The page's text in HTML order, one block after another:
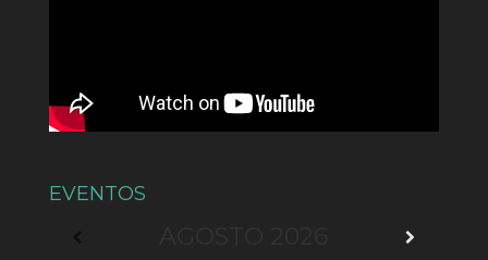
EVENTOS